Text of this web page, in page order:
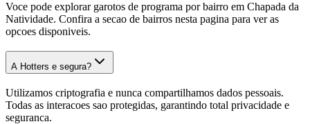
Voce pode explorar garotos de programa por bairro em Chapada da
Natividade. Confira a secao de bairros nesta pagina para ver as
opcoes disponiveis.
A Hotters e segura?
Utilizamos criptografia e nunca compartilhamos dados pessoais.
Todas as interacoes sao protegidas, garantindo total privacidade e
seguranca.